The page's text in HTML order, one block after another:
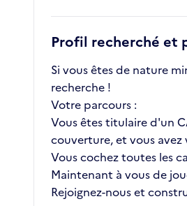
Profil recherché et
Si vous êtes de nature
recherche !
Votre parcours :
Vous êtes titulaire d'un
couverture, et vous
Vous cochez toutes les
Maintenant à vous de
Rejoignez-nous et